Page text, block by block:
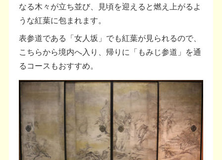
なる木々が立ち並び、見頃を迎えると燃え上がるよ
うな紅葉に包まれます。
表参道である「女人坂」でも紅葉が見られるので、
こちらから境内へ入り、帰りに「もみじ参道」を通
るコースもおすすめ。